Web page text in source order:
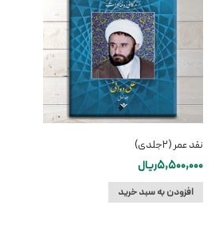
نقد عمر (۲جلدی)
5,500,000ریال
افزودن به سبد خرید